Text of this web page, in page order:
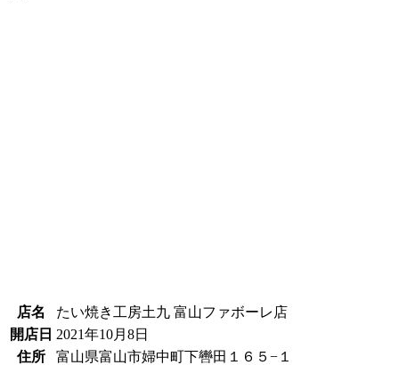
店名
たい焼き工房土九 富山ファボーレ店
開店日 2021年10月8日
住所
富山県富山市婦中町下轡田１６５−１